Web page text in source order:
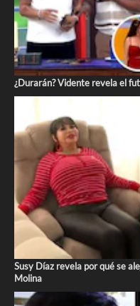
¿Durarán? Vidente revela el
Susy Díaz revela por qué se
Molina